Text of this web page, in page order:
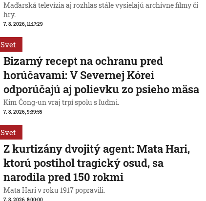
Maďarská televízia aj rozhlas stále vysielajú archívne filmy či
hry.
7. 8. 2026, 11:17:29
Svet
Bizarný recept na ochranu pred
horúčavami: V Severnej Kórei
odporúčajú aj polievku zo psieho mäsa
Kim Čong-un vraj trpí spolu s ľuďmi.
7. 8. 2026, 9:39:55
Svet
Z kurtizány dvojitý agent: Mata Hari,
ktorú postihol tragický osud, sa
narodila pred 150 rokmi
Mata Hari v roku 1917 popravili.